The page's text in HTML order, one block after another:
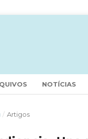
NOTÍCIAS
/ Artigos